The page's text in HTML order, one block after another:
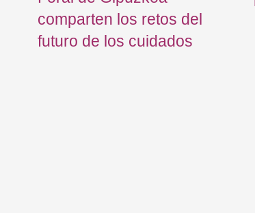
comparten los retos del
futuro de los cuidados